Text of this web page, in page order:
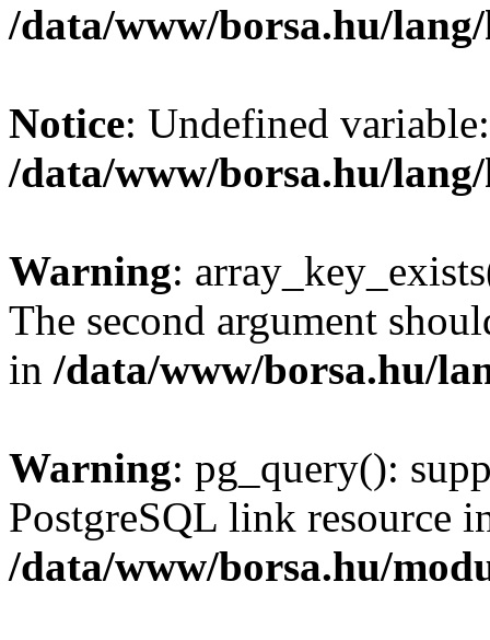
/data/www/borsa.hu/
Notice: Undefined
/data/www/borsa.hu/
Warning:
The second argument
in /data/www/borsa.hu/
Warning: pg_query():
PostgreSQL link resource
/data/www/borsa.hu/